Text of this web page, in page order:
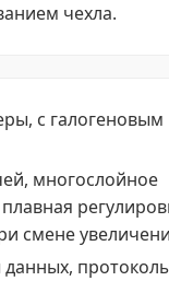
чехла.
с галогеновым
многослойное
смене